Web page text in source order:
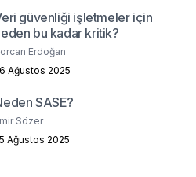
güvenliği işletmeler için
bu kadar kritik?
Erdoğan
Ağustos 2025
SASE?
Sözer
Ağustos 2025